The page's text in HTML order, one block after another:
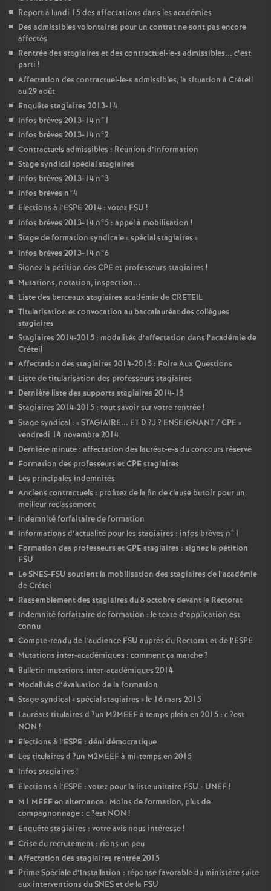
Report à lundi 15 des affectations dans les académies
Des admissibles volontaires pour un contrat ne sont pas encore
affectés
Rentrée des stagiaires et des contractuel-le-s admissibles... c’est
parti !
Affectation des contractuel-le-s admissibles, la situation à Créteil
au 29 août
Enquête stagiaires 2013-14
Infos brèves 2013-14 n°1
Infos brèves 2013-14 n°2
Contractuels admissibles : Réunion d’information
Stage syndical spécial stagiaires
Infos brèves 2013-14 n°3
Infos brèves n°4
Elections à l’ESPE 2014 : votez FSU !
Infos brèves 2013-14 n°5 : appel à mobilisation !
Stage de formation syndicale «spécial stagiaires »
Infos brèves 2013-14 n°6
Signez la pétition des CPE et professeurs stagiaires !
Mutations, notation, inspection...
Liste des berceaux stagiaires académie deCRETEIL
Titularisation et convocation au baccalauréat des collègues
stagiaires
Stagiaires 2014-2015 : modalités d’affectation dans l’académie de
Créteil
Affectation des stagiaires 2014-2015 : Foire Aux Questions
Liste de titularisation des professeurs stagiaires
Dernière liste des supports stagiaires 2014-15
Stagiaires 2014-2015 : tout savoir sur votre rentrée!
Stage syndical : «STAGIAIRE... ET D ?J ? ENSEIGNANT/CPE »
vendredi 14 novembre 2014
Dernière minute : affectation des lauréat-e-s du concours réservé
Formation des professeurs etCPE stagiaires
Les principales indemnités
Anciens contractuels : profitez de la fin de clause butoir pour un
meilleur reclassement
Indemnité forfaitaire de formation
Informations d’actualité pour les stagiaires : infos brèves n°1
Formation des professeurs etCPE stagiaires : signez la pétition
FSU
LeSNES-FSU soutient la mobilisation des stagiaires de l’académie
de Crétei
Rassemblement des stagiaires du 8 octobre devant le Rectorat
Indemnité forfaitaire de formation : le texte d’application est
connu
Compte-rendu de l’audience FSU auprès du Rectorat et de l’ESPE
Mutations inter-académiques : comment ça marche?
Bulletin mutations inter-académiques 2014
Modalités d’évaluation de la formation
Stage syndical «spécial stagiaires » le 16 mars 2015
Lauréats titulaires d ?un M2MEEFà temps plein en 2015 : c?est
NON !
Elections à l’ESPE : déni démocratique
Les titulaires d ?un M2MEEFà mi-temps en 2015
Infos stagiaires !
Elections à l’ESPE : votez pour la liste unitaire FSU - UNEF!
M1 MEEFen alternance : Moins de formation, plus de
compagnonnage : c?est NON !
Enquête stagiaires : votre avis nous intéresse!
Crise du recrutement : rions un peu
Affectation des stagiaires rentrée 2015
Prime Spéciale d’Installation : réponse favorable du ministère suite
aux interventions duSNESet de la FSU